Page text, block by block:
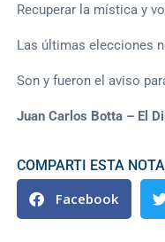
Recuperar la mística y
Las últimas elecciones
Son y fueron el aviso
Juan Carlos Botta – El
COMPARTI ESTA NOTA
Facebook